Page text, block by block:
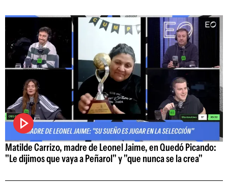
Matilde Carrizo, madre de Leonel Jaime, en Quedó Picando:
"Le dijimos que vaya a Peñarol" y "que nunca se la crea"